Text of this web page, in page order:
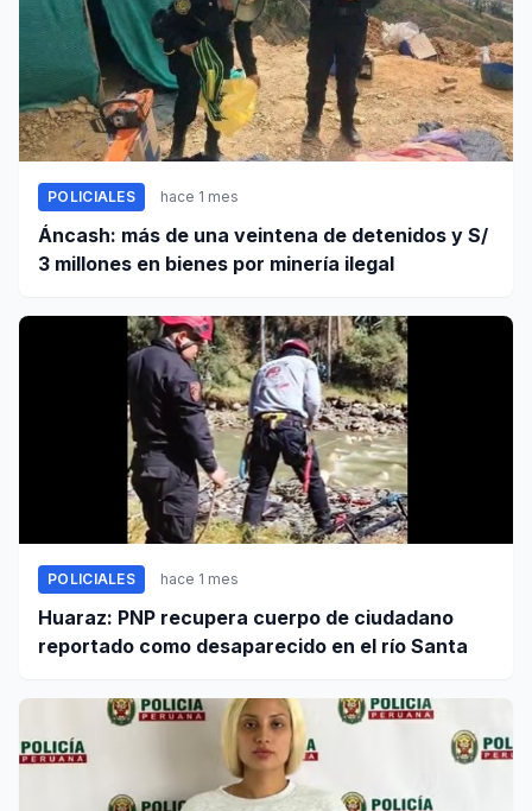
POLICIALES hace 1 mes
Áncash: más de una veintena de detenidos y S/
3 millones en bienes por minería ilegal
POLICIALES hace 1 mes
Huaraz: PNP recupera cuerpo de ciudadano
reportado como desaparecido en el río Santa